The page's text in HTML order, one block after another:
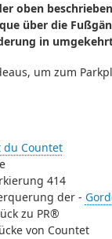
oben
über die
in
um zum
du Countet
414
der -
zu PR®
von Countet